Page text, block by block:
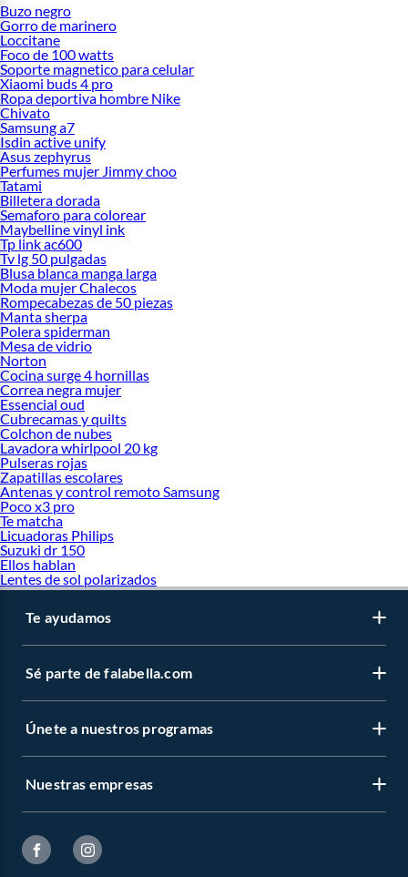
Buzo negro
Gorro de marinero
Loccitane
Foco de 100 watts
Soporte magnetico para celular
Xiaomi buds 4 pro
Ropa deportiva hombre Nike
Chivato
Samsung a7
Isdin active unify
Asus zephyrus
Perfumes mujer Jimmy choo
Tatami
Billetera dorada
Semaforo para colorear
Maybelline vinyl ink
Tp link ac600
Tv lg 50 pulgadas
Blusa blanca manga larga
Moda mujer Chalecos
Rompecabezas de 50 piezas
Manta sherpa
Polera spiderman
Mesa de vidrio
Norton
Cocina surge 4 hornillas
Correa negra mujer
Essencial oud
Cubrecamas y quilts
Colchon de nubes
Lavadora whirlpool 20 kg
Pulseras rojas
Zapatillas escolares
Antenas y control remoto Samsung
Poco x3 pro
Te matcha
Licuadoras Philips
Suzuki dr 150
Ellos hablan
Lentes de sol polarizados
Te ayudamos
Sé parte de falabella.com
Únete a nuestros programas
Nuestras empresas